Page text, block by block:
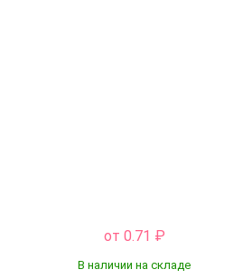
от 0.71 ₽
В наличии на складе